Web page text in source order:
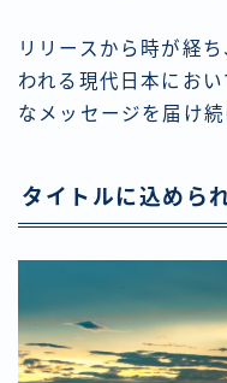
リリースから時が経
われる現代日本にお
なメッセージを届け続
タイトルに込めら